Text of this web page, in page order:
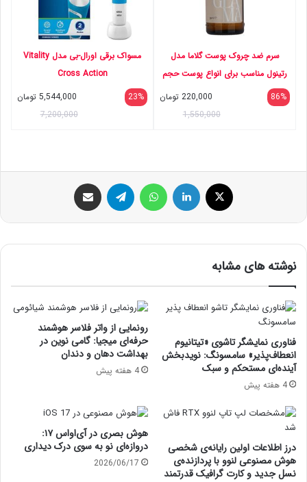
سرم ضد چروک پوست گلاما مدل
رتینول مناسب برای انواع پوست حجم
86%
220,000 تومان
1,550,000
مسواک برقی اورال-بی مدل Vitality
Cross Action
23%
5,544,000 تومان
7,200,000
ایکس لینکداین تلگرام
نوشته های مشابه
فناوری نمایشگر تاشوی «تیتانیوم
انعطاف‌پذیر» سامسونگ: نویدبخش
آینده‌ای مستحکم و سبک
4 هفته پیش
رونمایی از واتر فلاسر هوشمند
حرفه‌ای میجیا: گامی نوین در
بهداشت دهان و دندان
4 هفته پیش
درز اطلاعات اولین رایانه‌ی شخصی
هوش مصنوعی لنوو با پردازنده‌ی
نسل جدید و کارت گرافیک قدرتمند
هوش بصری در آی‌او‌اس ۱۷:
دروازه‌ای نو به سوی درک دیداری
2026/06/17